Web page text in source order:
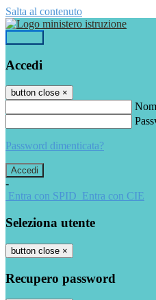
Salta al contenuto
Accedi
button close ×
Password dimenticata?
-
Entra con SPID Entra con CIE
Seleziona utente
button close ×
Recupero password